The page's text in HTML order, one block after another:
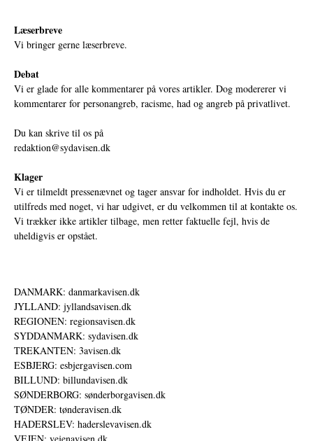
Læserbreve
Vi bringer gerne læserbreve.
Debat
Vi er glade for alle kommentarer på vores artikler. Dog modererer vi
kommentarer for personangreb, racisme, had og angreb på privatlivet.
Du kan skrive til os på
redaktion@sydavisen.dk
Klager
Vi er tilmeldt pressenævnet og tager ansvar for indholdet. Hvis du er
utilfreds med noget, vi har udgivet, er du velkommen til at kontakte os.
Vi trækker ikke artikler tilbage, men retter faktuelle fejl, hvis de
uheldigvis er opstået.
DANMARK: danmarkavisen.dk
JYLLAND: jyllandsavisen.dk
REGIONEN: regionsavisen.dk
SYDDANMARK: sydavisen.dk
TREKANTEN: 3avisen.dk
ESBJERG: esbjergavisen.com
BILLUND: billundavisen.dk
SØNDERBORG: sønderborgavisen.dk
TØNDER: tønderavisen.dk
HADERSLEV: haderslevavisen.dk